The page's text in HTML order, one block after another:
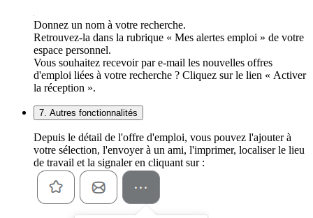
Donnez un nom à votre recherche.
Retrouvez-la dans la rubrique « Mes alertes emploi » de votre
espace personnel.
Vous souhaitez recevoir par e-mail les nouvelles offres
d'emploi liées à votre recherche ? Cliquez sur le lien « Activer
la réception ».
7. Autres fonctionnalités
Depuis le détail de l'offre d'emploi, vous pouvez l'ajouter à
votre sélection, l'envoyer à un ami, l'imprimer, localiser le lieu
de travail et la signaler en cliquant sur :